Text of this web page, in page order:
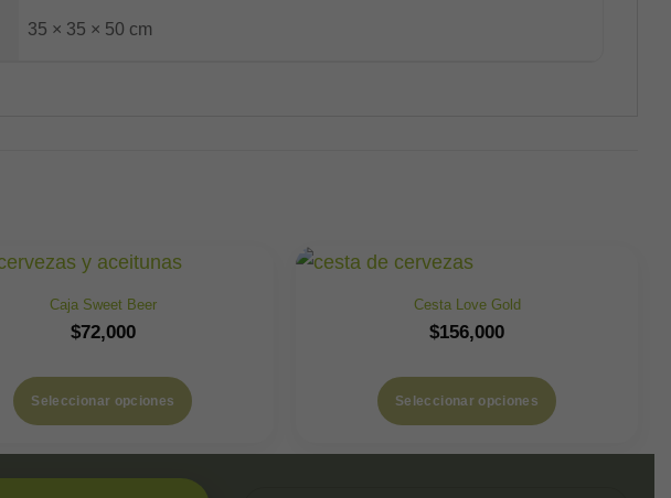
35 × 35 × 50 cm
Caja Sweet Beer
$72,000
Seleccionar opciones
Cesta Love Gold
$156,000
Seleccionar opciones